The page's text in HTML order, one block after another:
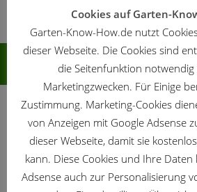
1 2
Werbung
Cookies auf Garten-
Garten-Know-How.de nutzt
dieser Webseite. Die Cookies sind
die Seitenfunktion
Marketingzwecken. Für Einige
Zustimmung. Marketing-Cookies
von Anzeigen mit Google Adsense
dieser Webseite, damit sie
kann. Diese Cookies und Ihre
Adsense auch zur Personalisierung